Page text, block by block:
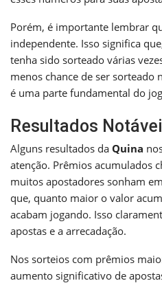
Porém, é importante lembrar
independente. Isso significa
tenha sido sorteado várias
menos chance de ser sorteado
é uma parte fundamental do
Resultados
Alguns resultados da Quina
atenção. Prêmios acumulados
muitos apostadores sonham
que, quanto maior o valor
acabam jogando. Isso
apostas e a arrecadação.
Nos sorteios com prêmios
aumento significativo de